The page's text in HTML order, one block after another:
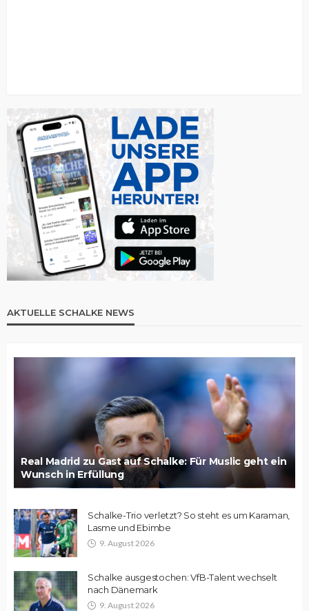
AKTUELLE SCHALKE NEWS
Real Madrid zu Gast auf Schalke: Für Muslic geht ein
Wunsch in Erfüllung
Schalke-Trio verletzt? So steht es um Karaman,
Lasme und Ebimbe
9. August 2026
Schalke ausgestochen: VfB-Talent wechselt
nach Dänemark
9. August 2026